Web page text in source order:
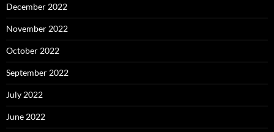
December 2022
November 2022
October 2022
September 2022
July 2022
June 2022